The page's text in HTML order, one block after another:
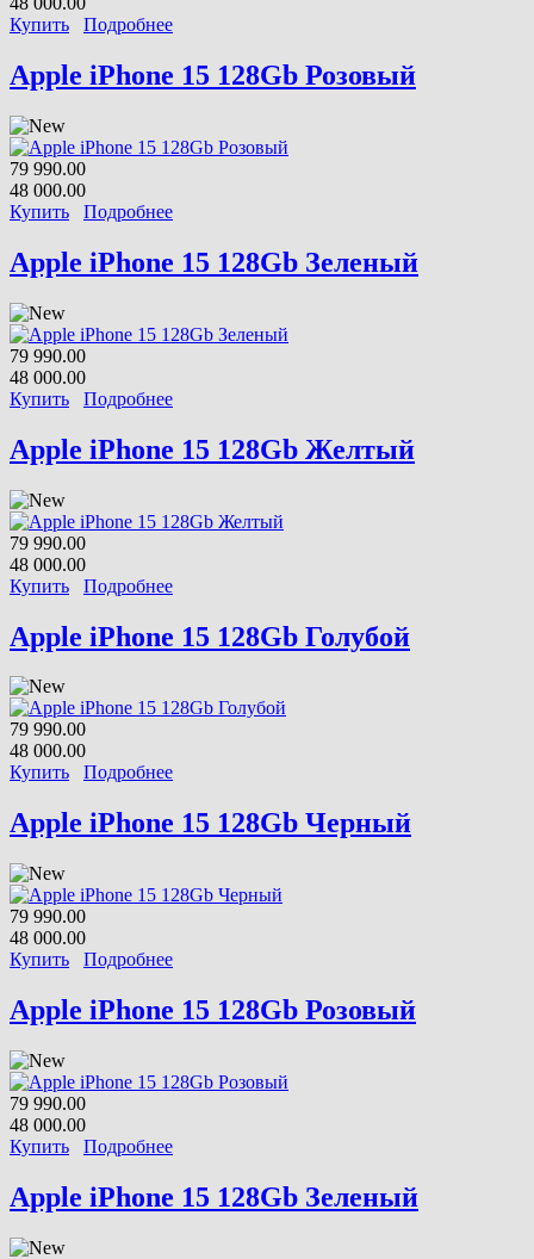
Купить
Подробнее
Apple iPhone 15 128Gb Розовый
79 990.00
48 000.00
Купить
Подробнее
Apple iPhone 15 128Gb Зеленый
79 990.00
48 000.00
Купить
Подробнее
Apple iPhone 15 128Gb Желтый
79 990.00
48 000.00
Купить
Подробнее
Apple iPhone 15 128Gb Голубой
79 990.00
48 000.00
Купить
Подробнее
Apple iPhone 15 128Gb Черный
79 990.00
48 000.00
Купить
Подробнее
Apple iPhone 15 128Gb Розовый
79 990.00
48 000.00
Купить
Подробнее
Apple iPhone 15 128Gb Зеленый